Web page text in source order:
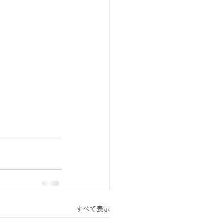
すべて表示